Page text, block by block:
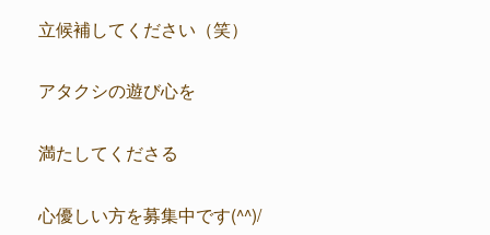
立候補してください（笑）
アタクシの遊び心を
満たしてくださる
心優しい方を募集中です(^^)/